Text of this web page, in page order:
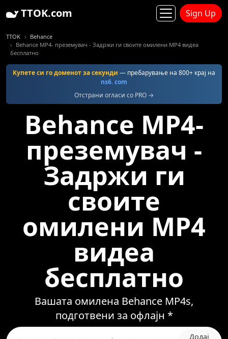
TTOK.com Sign Up
TTOK
Behance
Behance MP4- преземувач - Задржи ги своите омилени MP4 видеа
бесплатно
Купете си го доменот за секунди — пребарување на 800+ крај на
ns6. com
Отстрани огласи со PRO →
Behance MP4-
преземувач -
Задржи ги
своите
омилени MP4
видеа
бесплатно
Вашата омилена Behance MP4s,
подготвени за офлајн *
Додај